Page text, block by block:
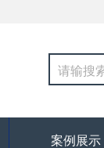
案例展示